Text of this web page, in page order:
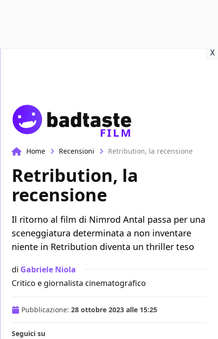
X
FILM
Home Recensioni Retribution, la recensione
Retribution, la
recensione
Il ritorno al film di Nimrod Antal passa per una
sceneggiatura determinata a non inventare
niente in Retribution diventa un thriller teso
di Gabriele Niola
Critico e giornalista cinematografico
Pubblicazione: 28 ottobre 2023 alle 15:25
Seguici su